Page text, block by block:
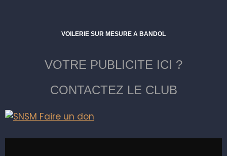
VOILERIE SUR MESURE A BANDOL
VOTRE PUBLICITE ICI ?
CONTACTEZ LE CLUB